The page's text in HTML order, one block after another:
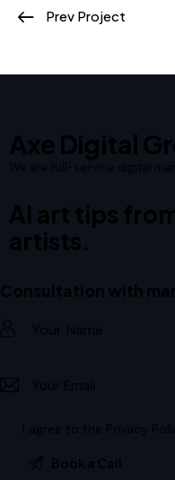
Prev Project
Axe Digital
We are full-service digital
AI art tips
artists.
Consultation with
I agree to the Privacy